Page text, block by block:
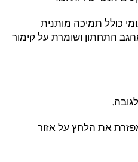
כולל תמיכה מותנית
התחתון ושומרת על קימור
את הלחץ על אזור